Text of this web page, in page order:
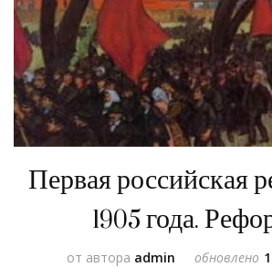
Первая российская
1905 года.
от автора admin обновлено